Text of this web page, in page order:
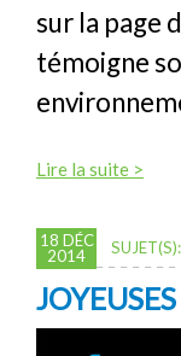
sur la page
témoigne
Lire la suite >
18 DÉC
2014
SUJET(S):